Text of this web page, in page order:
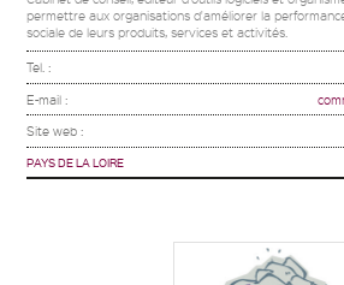
permettre aux organisations d'améliorer la
sociale de leurs produits, services et activités.
Tel. :
E-mail :
Site web :
PAYS DE LA LOIRE